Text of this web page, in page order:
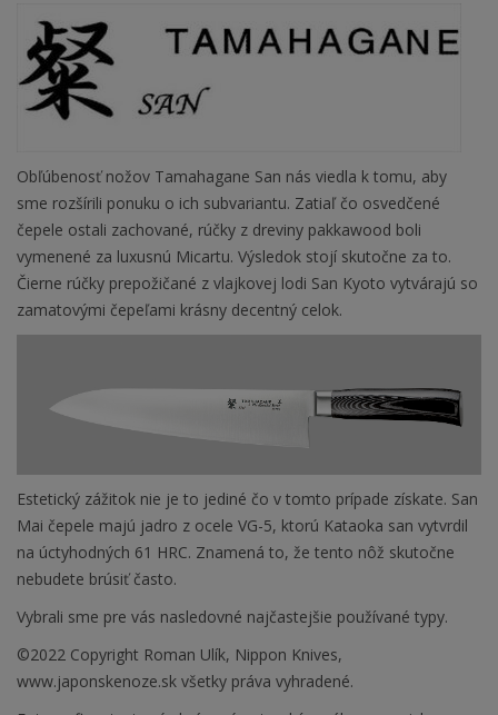
Obľúbenosť nožov Tamahagane San nás viedla k tomu, aby
sme rozšírili ponuku o ich subvariantu. Zatiaľ čo osvedčené
čepele ostali zachované, rúčky z dreviny pakkawood boli
vymenené za luxusnú Micartu. Výsledok stojí skutočne za to.
Čierne rúčky prepožičané z vlajkovej lodi San Kyoto vytvárajú so
zamatovými čepeľami krásny decentný celok.
Estetický zážitok nie je to jediné čo v tomto prípade získate. San
Mai čepele majú jadro z ocele VG-5, ktorú Kataoka san vytvrdil
na úctyhodných 61 HRC. Znamená to, že tento nôž skutočne
nebudete brúsiť často.
Vybrali sme pre vás nasledovné najčastejšie používané typy.
©2022 Copyright Roman Ulík, Nippon Knives,
www.japonskenoze.sk všetky práva vyhradené.